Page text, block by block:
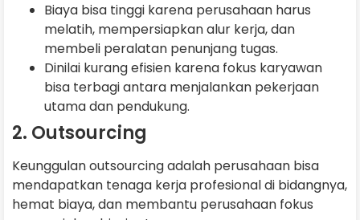
Biaya bisa tinggi karena perusahaan harus
melatih, mempersiapkan alur kerja, dan
membeli peralatan penunjang tugas.
Dinilai kurang efisien karena fokus karyawan
bisa terbagi antara menjalankan pekerjaan
utama dan pendukung.
2. Outsourcing
Keunggulan outsourcing adalah perusahaan bisa
mendapatkan tenaga kerja profesional di bidangnya,
hemat biaya, dan membantu perusahaan fokus